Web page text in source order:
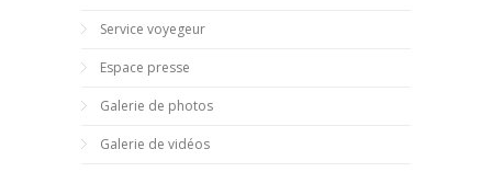
Service voyegeur
Espace presse
Galerie de photos
Galerie de vidéos